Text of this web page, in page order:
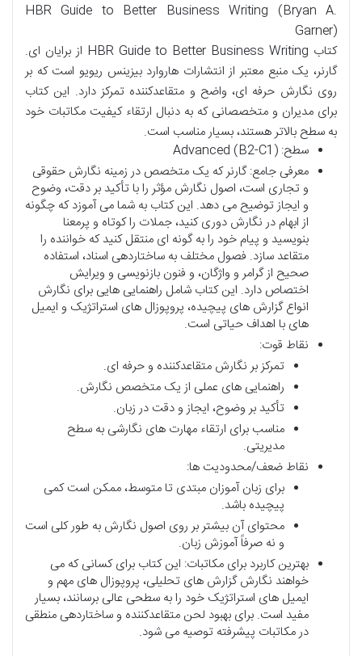
HBR Guide to Better Business Writing (Bryan A.
Garner)
کتاب HBR Guide to Better Business Writing از برایان ای.
گارنر، یک منبع معتبر از انتشارات هاروارد بیزینس ریویو است که بر
روی نگارش حرفه ای، واضح و متقاعدکننده تمرکز دارد. این کتاب
برای مدیران و متخصصانی که به دنبال ارتقاء کیفیت مکاتبات خود
به سطح بالاتر هستند، بسیار مناسب است.
سطح: Advanced (B2-C1)
معرفی جامع: گارنر که یک متخصص در زمینه نگارش حقوقی
و تجاری است، اصول نگارش مؤثر را با تأکید بر دقت، وضوح
و ایجاز توضیح می دهد. این کتاب به شما می آموزد که چگونه
از ابهام در نگارش دوری کنید، جملات را کوتاه و پرمعنا
بنویسید و پیام خود را به گونه ای منتقل کنید که خواننده را
متقاعد سازد. فصول مختلف به ساختاردهی اسناد، استفاده
صحیح از گرامر و واژگان، و فنون بازنویسی و ویرایش
اختصاص دارد. این کتاب شامل راهنمایی هایی برای نگارش
انواع گزارش های پیچیده، پروپوزال های استراتژیک و ایمیل
های با اهداف حیاتی است.
نقاط قوت:
تمرکز بر نگارش متقاعدکننده و حرفه ای.
راهنمایی های عملی از یک متخصص نگارش.
تأکید بر وضوح، ایجاز و دقت در زبان.
مناسب برای ارتقاء مهارت های نگارشی به سطح
مدیریتی.
نقاط ضعف/محدودیت ها:
برای زبان آموزان مبتدی تا متوسط، ممکن است کمی
پیچیده باشد.
محتوای آن بیشتر بر روی اصول نگارش به طور کلی است
و نه صرفاً آموزش زبان.
بهترین کاربرد برای مکاتبات: این کتاب برای کسانی که می
خواهند نگارش گزارش های تحلیلی، پروپوزال های مهم و
ایمیل های استراتژیک خود را به سطحی عالی برسانند، بسیار
مفید است. برای بهبود لحن متقاعدکننده و ساختاردهی منطقی
در مکاتبات پیشرفته توصیه می شود.